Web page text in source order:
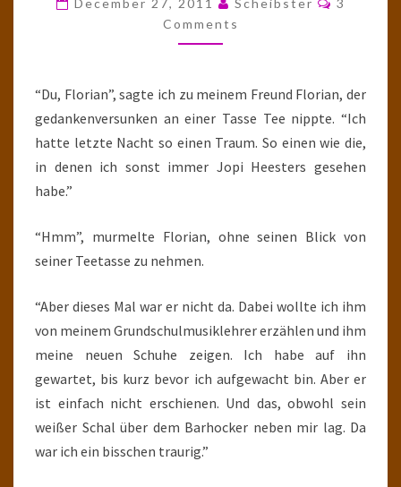
JOPI
HEESTERS
December 27, 2011 Scheibster
3
Comments
“Du, Florian”, sagte ich zu meinem Freund Florian, der
gedankenversunken an einer Tasse Tee nippte. “Ich
hatte letzte Nacht so einen Traum. So einen wie die,
in denen ich sonst immer Jopi Heesters gesehen
habe.”
“Hmm”, murmelte Florian, ohne seinen Blick von
seiner Teetasse zu nehmen.
“Aber dieses Mal war er nicht da. Dabei wollte ich ihm
von meinem Grundschulmusiklehrer erzählen und ihm
meine neuen Schuhe zeigen. Ich habe auf ihn
gewartet, bis kurz bevor ich aufgewacht bin. Aber er
ist einfach nicht erschienen. Und das, obwohl sein
weißer Schal über dem Barhocker neben mir lag. Da
war ich ein bisschen traurig.”